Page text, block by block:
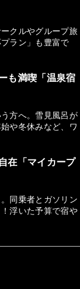
クルやグループ旅
ラン」も豊富で
も満喫「温泉宿
方へ。雪見風呂が
や冬休みなど、ワ
在「マイカープ
同乗者とガソリン
浮いた予算で宿や